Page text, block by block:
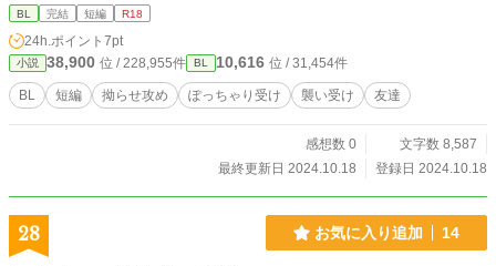
BL 完結 短編 R18
24h.ポイント 7pt
小説 38,900 位 / 228,955件 BL 10,616 位 / 31,454件
BL 短編 拗らせ攻め ぽっちゃり受け 襲い受け 友達
感想数 0
文字数 8,587
最終更新日 2024.10.18
登録日 2024.10.18
28 お気に入り追加 14